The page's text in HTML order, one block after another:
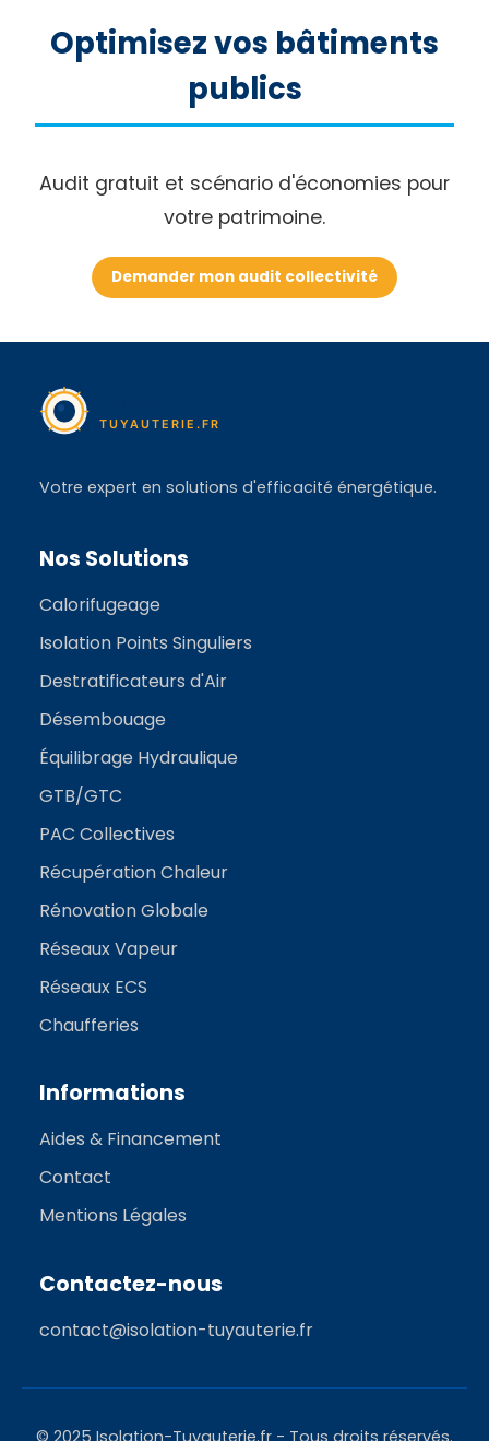
Optimisez vos bâtiments
publics
Audit gratuit et scénario d'économies pour
votre patrimoine.
Demander mon audit collectivité
Votre expert en solutions d'efficacité énergétique.
Nos Solutions
Calorifugeage
Isolation Points Singuliers
Destratificateurs d'Air
Désembouage
Équilibrage Hydraulique
GTB/GTC
PAC Collectives
Récupération Chaleur
Rénovation Globale
Réseaux Vapeur
Réseaux ECS
Chaufferies
Informations
Aides & Financement
Contact
Mentions Légales
Contactez-nous
contact@isolation-tuyauterie.fr